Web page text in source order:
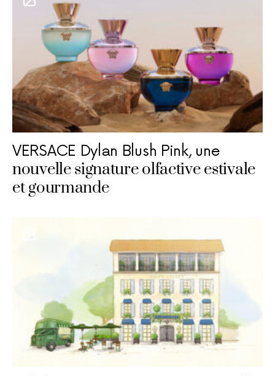
VERSACE Dylan Blush Pink, une
nouvelle signature olfactive estivale
et gourmande